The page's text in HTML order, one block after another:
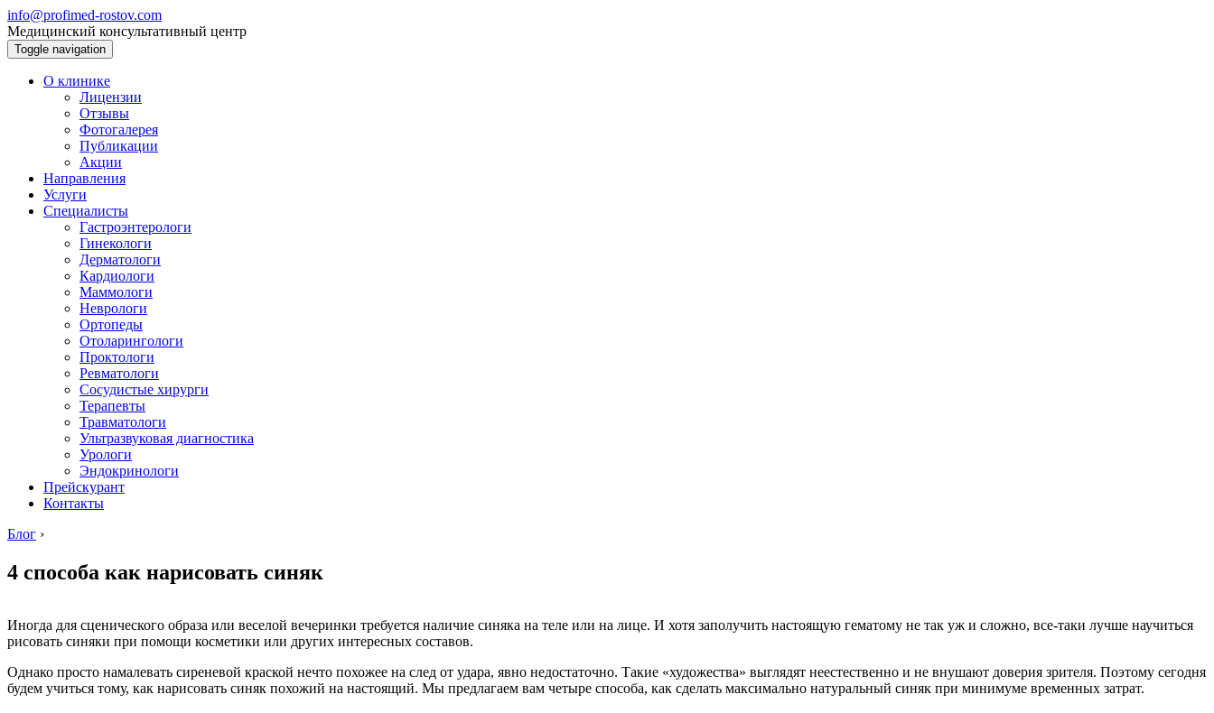
info@profimed-rostov.com
Медицинский консультативный центр
Toggle navigation
О клинике
Лицензии
Отзывы
Фотогалерея
Публикации
Акции
Направления
Услуги
Специалисты
Гастроэнтерологи
Гинекологи
Дерматологи
Кардиологи
Маммологи
Неврологи
Ортопеды
Отоларингологи
Проктологи
Ревматологи
Сосудистые хирурги
Терапевты
Травматологи
Ультразвуковая диагностика
Урологи
Эндокринологи
Прейскурант
Контакты
Блог ›
4 способа как нарисовать синяк
Иногда для сценического образа или веселой вечеринки требуется наличие синяка на теле или на лице. И хотя заполучить настоящую гематому не так уж и сложно, все-таки лучше научиться
рисовать синяки при помощи косметики или других интересных составов.
Однако просто намалевать сиреневой краской нечто похожее на след от удара, явно недостаточно. Такие «художества» выглядят неестественно и не внушают доверия зрителя. Поэтому сегодня
будем учиться тому, как нарисовать синяк похожий на настоящий. Мы предлагаем вам четыре способа, как сделать максимально натуральный синяк при минимуме временных затрат.